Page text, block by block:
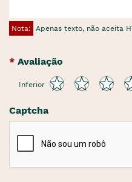
Nota: Apenas texto, não aceita
Avaliação
Inferior
Captcha